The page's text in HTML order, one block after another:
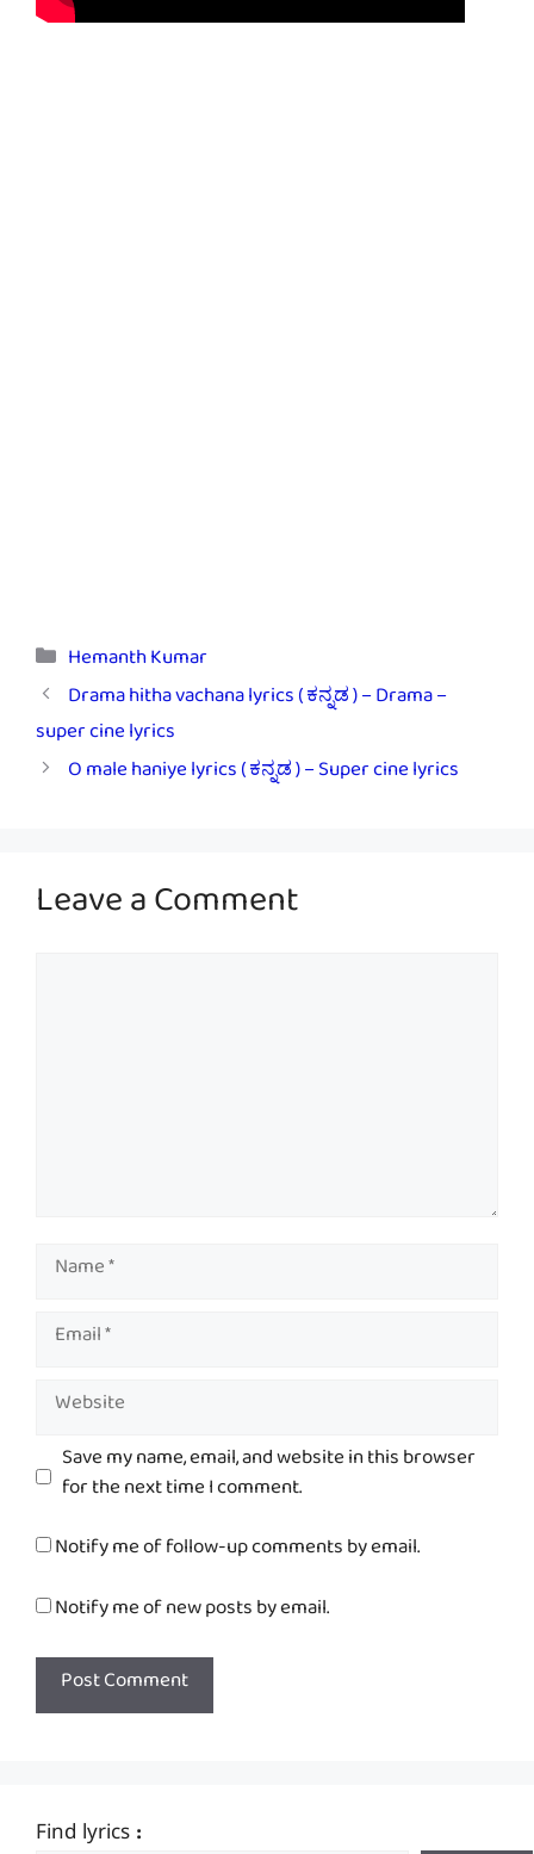
Categories
Hemanth Kumar
Drama hitha vachana lyrics ( ಕನ್ನಡ ) – Drama –
super cine lyrics
O male haniye lyrics ( ಕನ್ನಡ ) – Super cine lyrics
Leave a Comment
Name
Email
Website
Save my name, email, and website in this browser
for the next time I comment.
Notify me of follow-up comments by email.
Notify me of new posts by email.
Find lyrics :